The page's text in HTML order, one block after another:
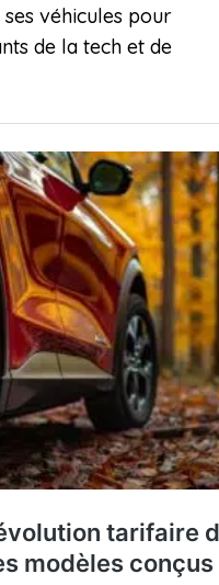
véhicules pour
de la tech et de